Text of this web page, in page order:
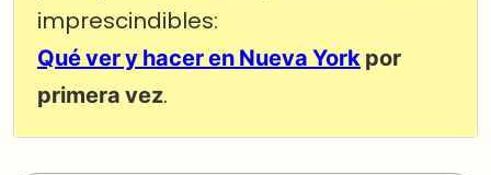
imprescindibles:
Qué ver y hacer en Nueva Yorkpor
primera vez.